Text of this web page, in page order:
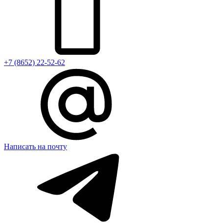
+7 (8652) 22-52-62
Написать на почту